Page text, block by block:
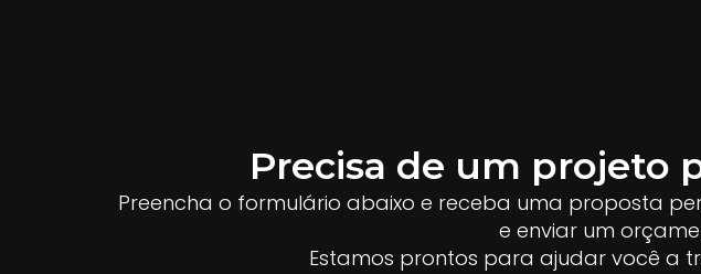
Precisa de um projeto
Preencha o formulário abaixo e receba uma proposta
e enviar um
Estamos prontos para ajudar você a